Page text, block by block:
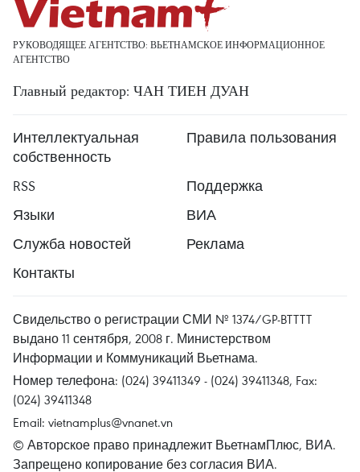
РУКОВОДЯЩЕЕ АГЕНТСТВО: ВЬЕТНАМСКОЕ ИНФОРМАЦИОННОЕ
АГЕНТСТВО
Главный редактор: ЧАН ТИЕН ДУАН
Интеллектуальная
собственность
Правила пользования
RSS
Поддержка
Языки
ВИА
Служба новостей
Реклама
Контакты
Свидельство о регистрации СМИ № 1374/GP-BTTTT
выдано 11 сентября, 2008 г. Министерством
Информации и Коммуникаций Вьетнама.
Номер телефона: (024) 39411349 - (024) 39411348, Fax:
(024) 39411348
Email: vietnamplus@vnanet.vn
© Авторское право принадлежит ВьетнамПлюс, ВИА.
Запрещено копирование без согласия ВИА.